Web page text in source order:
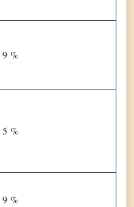
9 %
5 %
9 %